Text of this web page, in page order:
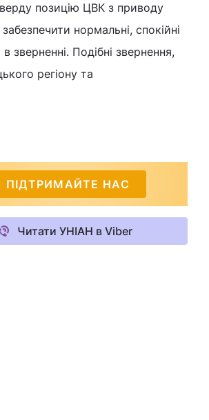
позицію ЦВК з приводу
нормальні, спокійні
зверненні. Подібні звернення,
регіону та
ПІДТРИМАЙТЕ НАС
Читати УНІАН в Viber